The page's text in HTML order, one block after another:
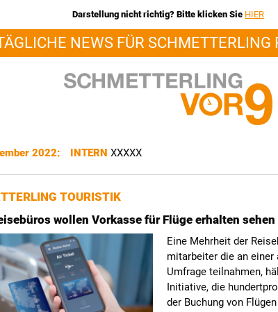
Darstellung nicht richtig? Bitte klicken Sie HIER
NEWS FÜR SCHMETTERLING
2022: INTERN XXXXX
TOURISTIK
wollen Vorkasse für Flüge erhalten sehen
Eine Mehrheit der
mitarbeiter die an einer
Umfrage teilnahmen,
Initiative, die
der Buchung von